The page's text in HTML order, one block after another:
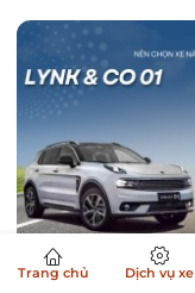
Trang chủ Dịch vụ xe